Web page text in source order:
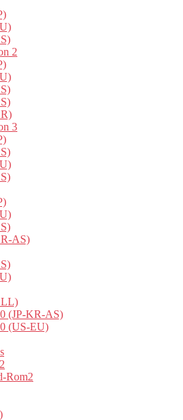
2
3
AS)
(JP-KR-AS)
(US-EU)
Rom2